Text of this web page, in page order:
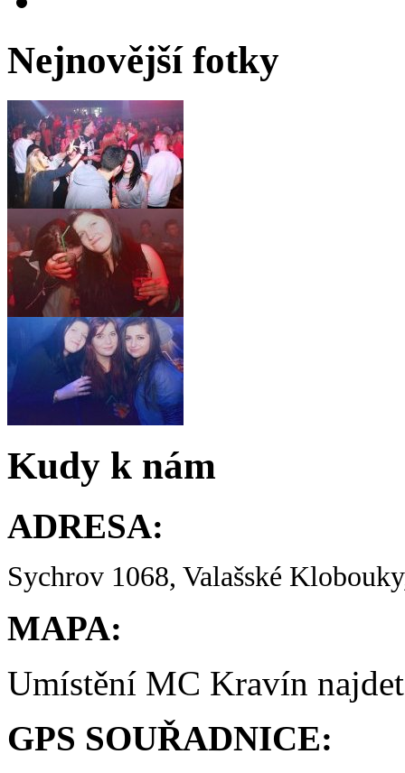
Nejnovější fotky
Kudy k nám
ADRESA:
Sychrov 1068, Valašské
MAPA:
Umístění MC Kravín
GPS SOUŘADNICE: